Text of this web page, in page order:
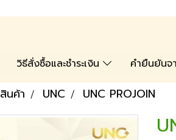
วิธีสั่งซื้อและชำระเงิน คำยืนยันจ
สินค้า UNC UNC PROJOIN